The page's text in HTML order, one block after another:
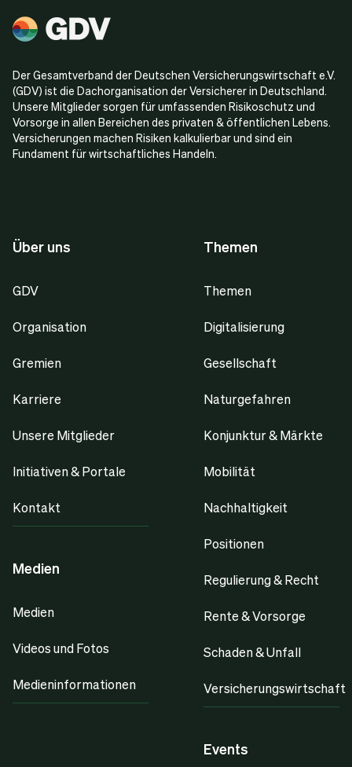
Der Gesamtverband der Deutschen Versicherungswirtschaft e.V.
(GDV) ist die Dachorganisation der Versicherer in Deutschland.
Unsere Mitglieder sorgen für umfassenden Risikoschutz und
Vorsorge in allen Bereichen des privaten & öffentlichen Lebens.
Versicherungen machen Risiken kalkulierbar und sind ein
Fundament für wirtschaftliches Handeln.
Über uns
GDV
Organisation
Gremien
Karriere
Unsere Mitglieder
Initiativen & Portale
Kontakt
Medien
Medien
Videos und Fotos
Medieninformationen
Themen
Themen
Digitalisierung
Gesellschaft
Naturgefahren
Konjunktur & Märkte
Mobilität
Nachhaltigkeit
Positionen
Regulierung & Recht
Rente & Vorsorge
Schaden & Unfall
Versicherungswirtschaft
Events